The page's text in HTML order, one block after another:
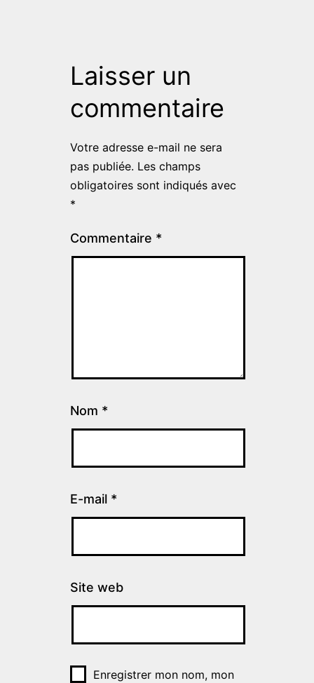
Laisser un
commentaire
Votre adresse e-mail ne sera
pas publiée. Les champs
obligatoires sont indiqués avec
*
Commentaire *
Nom *
E-mail *
Site web
Enregistrer mon nom, mon